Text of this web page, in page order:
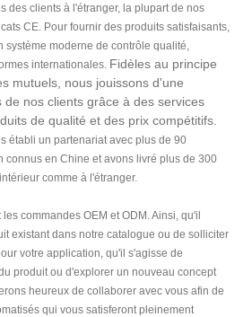
des clients à l'étranger, la plupart de nos
CE. Pour fournir des produits satisfaisants,
système moderne de contrôle qualité,
internationales. Fidèles au principe
mutuels, nous jouissons d'une
nos clients grâce à des services
de qualité et des prix compétitifs.
établi un partenariat avec plus de 90
connus en Chine et avons livré plus de 300
comme à l'étranger.
commandes OEM et ODM. Ainsi, qu'il
existant dans notre catalogue ou de solliciter
votre application, qu'il s'agisse de
produit ou d'explorer un nouveau concept
heureux de collaborer avec vous afin de
qui vous satisferont pleinement